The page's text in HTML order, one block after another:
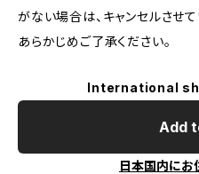
がない場合は、キャンセルさせ
あらかじめご了承ください。
International
Add
日本国内にお